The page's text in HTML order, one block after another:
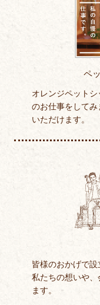
ペ
オレンジペット
のお仕事をして
いただけます。
皆様のおかげで設
私たちの想いや
ます。